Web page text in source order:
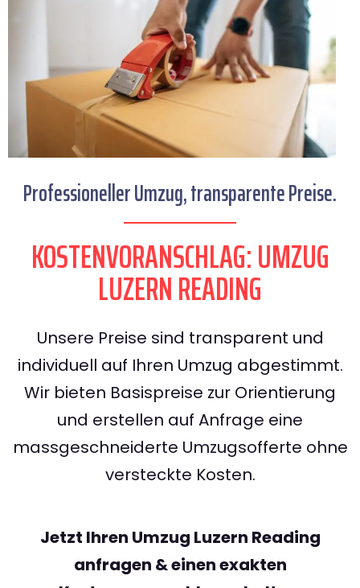
Professioneller Umzug, transparente Preise.
KOSTENVORANSCHLAG: UMZUG
LUZERN READING
Unsere Preise sind transparent und
individuell auf Ihren Umzug abgestimmt.
Wir bieten Basispreise zur Orientierung
und erstellen auf Anfrage eine
massgeschneiderte Umzugsofferte ohne
versteckte Kosten.
Jetzt Ihren Umzug Luzern Reading
anfragen & einen exakten